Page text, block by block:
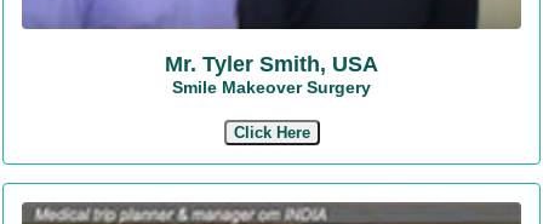
Mr. Tyler Smith, USA
Smile Makeover Surgery
Click Here